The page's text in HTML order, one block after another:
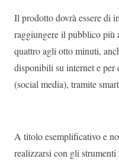
Il prodotto dovrà essere di
raggiungere il pubblico più
quattro agli otto minuti,
disponibili su internet e per
(social media), tramite
A titolo esemplificativo e
realizzarsi con gli